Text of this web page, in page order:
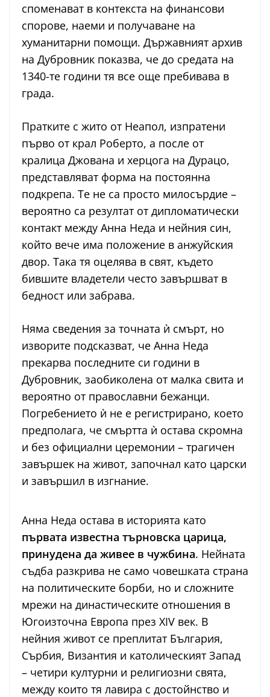
споменават в контекста на финансови
спорове, наеми и получаване на
хуманитарни помощи. Държавният архив
на Дубровник показва, че до средата на
1340-те години тя все още пребивава в
града.
Пратките с жито от Неапол, изпратени
първо от крал Роберто, а после от
кралица Джована и херцога на Дурацо,
представляват форма на постоянна
подкрепа. Те не са просто милосърдие –
вероятно са резултат от дипломатически
контакт между Анна Неда и нейния син,
който вече има положение в анжуйския
двор. Така тя оцелява в свят, където
бившите владетели често завършват в
бедност или забрава.
Няма сведения за точната ѝ смърт, но
изворите подсказват, че Анна Неда
прекарва последните си години в
Дубровник, заобиколена от малка свита и
вероятно от православни бежанци.
Погребението ѝ не е регистрирано, което
предполага, че смъртта ѝ остава скромна
и без официални церемонии – трагичен
завършек на живот, започнал като царски
и завършил в изгнание.
Анна Неда остава в историята като
първата известна търновска царица,
принудена да живее в чужбина. Нейната
съдба разкрива не само човешката страна
на политическите борби, но и сложните
мрежи на династическите отношения в
Югоизточна Европа през XIV век. В
нейния живот се преплитат България,
Сърбия, Византия и католическият Запад
– четири културни и религиозни свята,
между които тя лавира с достойнство и